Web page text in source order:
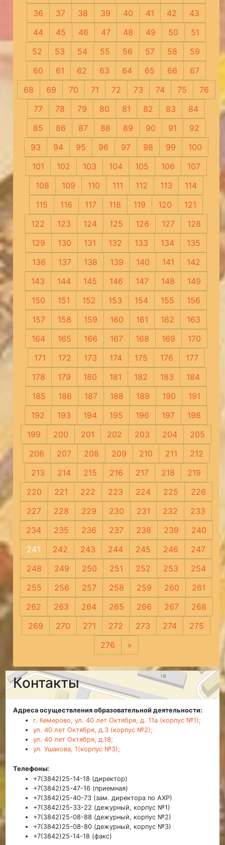
36
37 38 39 40 41 42
43
44
45 46 47 48 49 50
51
52
53 54 55 56 57 58
59
60
61 62 63 64 65 66
67
68
69 70 71 72 73 74 75
76
77
78 79 80 81 82 83
84
85
86 87 88 89 90 91
92
93
94 95 96 97 98 99
100
101
102 103 104 105 106
107
108
109 110 111 112 113
114
115
116 117 118 119 120
121
122
123 124 125 126 127
128
129
130 131 132 133 134
135
136
137 138 139 140 141
142
143
144 145 146 147 148
149
150
151 152 153 154 155
156
157
158 159 160 161 162
163
164
165 166 167 168 169
170
171
172 173 174 175 176
177
178
179 180 181 182 183
184
185
186 187 188 189 190
191
192
193 194 195 196 197
198
199
200 201 202 203 204
205
206
207 208 209 210 211
212
213
214 215 216 217 218
219
220
221 222 223 224 225
226
227
228 229 230 231 232
233
234
235 236 237 238 239
240
241
242 243 244 245 246
247
248
249 250 251 252 253
254
255
256 257 258 259 260
261
262
263 264 265 266 267
268
269
270 271 272 273 274
275
276
»
Контакты
Адреса осуществления образовательной деятельности:
г. Кемерово, ул. 40 лет Октября, д. 11а (корпус №1);
ул. 40 лет Октября, д.3 (корпус №2);
ул. 40 лет Октября, д.18;
ул. Ушакова, 1(корпус №3);
Телефоны:
+7(3842)25-14-18 (директор)
+7(3842)25-47-16 (приемная)
+7(3842)25-40-73 (зам. директора по АХР)
+7(3842)25-33-22 (дежурный, корпус №1)
+7(3842)25-08-88 (дежурный, корпус №2)
+7(3842)25-08-80 (дежурный, корпус №3)
+7(3842)25-14-18 (факс)